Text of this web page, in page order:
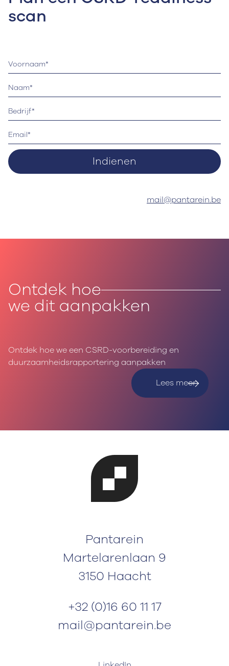
scan
mail@pantarein.be
Ontdek hoe
we dit aanpakken
Ontdek hoe we een CSRD-voorbereiding en
duurzaamheidsrapportering aanpakken
Lees meer
Pantarein
Martelarenlaan 9
3150 Haacht
+32 (0)16 60 11 17
mail@pantarein.be